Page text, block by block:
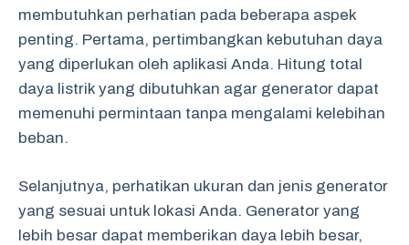
membutuhkan perhatian pada beberapa aspek
penting. Pertama, pertimbangkan kebutuhan daya
yang diperlukan oleh aplikasi Anda. Hitung total
daya listrik yang dibutuhkan agar generator dapat
memenuhi permintaan tanpa mengalami kelebihan
beban.
Selanjutnya, perhatikan ukuran dan jenis generator
yang sesuai untuk lokasi Anda. Generator yang
lebih besar dapat memberikan daya lebih besar,